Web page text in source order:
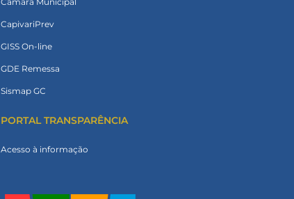
CapivariPrev
GISS On-line
GDE Remessa
Sismap GC
PORTAL TRANSPARÊNCIA
Acesso à informação